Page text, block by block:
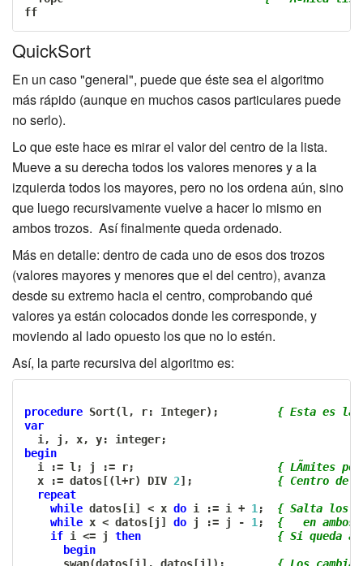
QuickSort
En un caso "general", puede que éste sea el algoritmo
más rápido (aunque en muchos casos particulares puede
no serlo).
Lo que este hace es mirar el valor del centro de la lista.
Mueve a su derecha todos los valores menores y a la
izquierda todos los mayores, pero no los ordena aún, sino
que luego recursivamente vuelve a hacer lo mismo en
ambos trozos. Así finalmente queda ordenado.
Más en detalle: dentro de cada uno de esos dos trozos
(valores mayores y menores que el del centro), avanza
desde su extremo hacia el centro, comprobando qué
valores ya están colocados donde les corresponde, y
moviendo al lado opuesto los que no lo estén.
Así, la parte recursiva del algoritmo es:
procedure Sort(l, r: Integer) ;
{ Esta es la
var
  i
, j , x, y: integer;
begin
  i
:= l; j := r;
{ LÃ­mites
  x
:= datos [(l+r) DIV 2] ;
{ Centro de
repeat
while datos [i] < x do i := i + 1;
{ Salta los
while x < datos [j ] do j := j - 1;
{   en ambos
if i <= j then
{ Si queda
begin